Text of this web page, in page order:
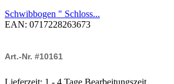
Schwibbogen " Schloss...
EAN: 0717228263673
Art.-Nr. #10161
Lieferzeit: 1 - 4 Tage Bearbeitungszeit